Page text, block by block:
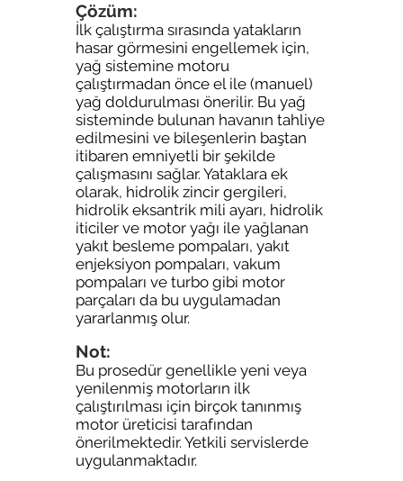
Çözüm:
İlk çalıştırma sırasında yatakların
hasar görmesini engellemek için,
yağ sistemine motoru
çalıştırmadan önce el ile (manuel)
yağ doldurulması önerilir. Bu yağ
sisteminde bulunan havanın tahliye
edilmesini ve bileşenlerin baştan
itibaren emniyetli bir şekilde
çalışmasını sağlar. Yataklara ek
olarak, hidrolik zincir gergileri,
hidrolik eksantrik mili ayarı, hidrolik
iticiler ve motor yağı ile yağlanan
yakıt besleme pompaları, yakıt
enjeksiyon pompaları, vakum
pompaları ve turbo gibi motor
parçaları da bu uygulamadan
yararlanmış olur.
Not:
Bu prosedür genellikle yeni veya
yenilenmiş motorların ilk
çalıştırılması için birçok tanınmış
motor üreticisi tarafından
önerilmektedir. Yetkili servislerde
uygulanmaktadır.